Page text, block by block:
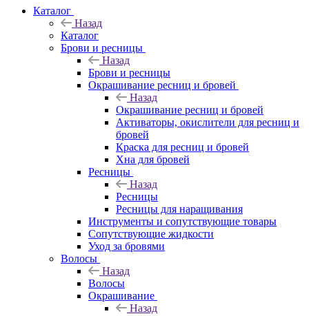
Каталог
Назад
Каталог
Брови и ресницы
Назад
Брови и ресницы
Окрашивание ресниц и бровей
Назад
Окрашивание ресниц и бровей
Активаторы, окислители для ресниц и
бровей
Краска для ресниц и бровей
Хна для бровей
Ресницы
Назад
Ресницы
Ресницы для наращивания
Инструменты и сопутствующие товары
Сопутствующие жидкости
Уход за бровями
Волосы
Назад
Волосы
Окрашивание
Назад